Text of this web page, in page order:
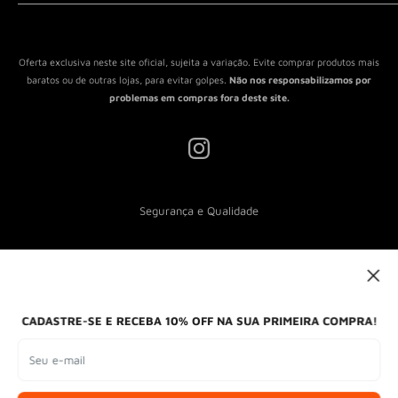
CADASTRE-SE E RECEBA 10% OFF NA SUA PRIMEIRA COMPRA!
Seu e-mail
Política de Reembolso
Termos de Serviço
Oferta exclusiva neste site oficial, sujeita a variação. Evite comprar produtos mais
baratos ou de outras lojas, para evitar golpes. Não nos responsabilizamos por
problemas em compras fora deste site.
Segurança e Qualidade